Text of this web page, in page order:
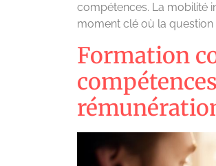
compétences. La mobilité
moment clé où la
Formation